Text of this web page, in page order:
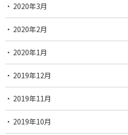
2020年3月
2020年2月
2020年1月
2019年12月
2019年11月
2019年10月